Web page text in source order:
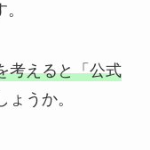
考えると「公式
ょうか。